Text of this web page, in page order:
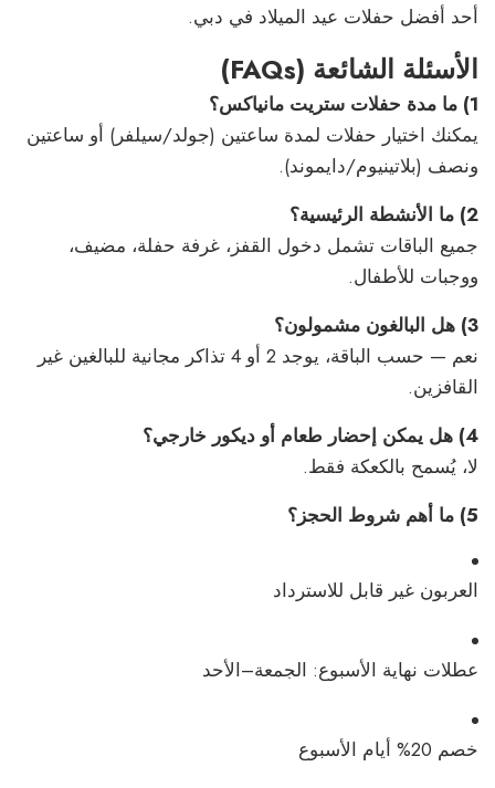
أحد أفضل حفلات عيد الميلاد في دبي.
الأسئلة الشائعة (FAQs)
1) ما مدة حفلات ستريت مانياكس؟
يمكنك اختيار حفلات لمدة ساعتين (جولد/سيلفر) أو ساعتين
ونصف (بلاتينيوم/دايموند).
2) ما الأنشطة الرئيسية؟
جميع الباقات تشمل دخول القفز، غرفة حفلة، مضيف،
ووجبات للأطفال.
3) هل البالغون مشمولون؟
نعم — حسب الباقة، يوجد 2 أو 4 تذاكر مجانية للبالغين غير
القافزين.
4) هل يمكن إحضار طعام أو ديكور خارجي؟
لا، يُسمح بالكعكة فقط.
5) ما أهم شروط الحجز؟
العربون غير قابل للاسترداد
عطلات نهاية الأسبوع: الجمعة–الأحد
خصم 20% أيام الأسبوع